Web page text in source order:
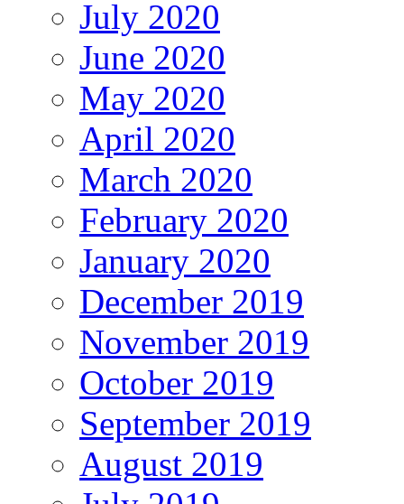
July 2020
June 2020
May 2020
April 2020
March 2020
February 2020
January 2020
December 2019
November 2019
October 2019
September 2019
August 2019